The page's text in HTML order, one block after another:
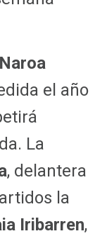
Naroa
el año
La
, delantera
la
Iribarren,